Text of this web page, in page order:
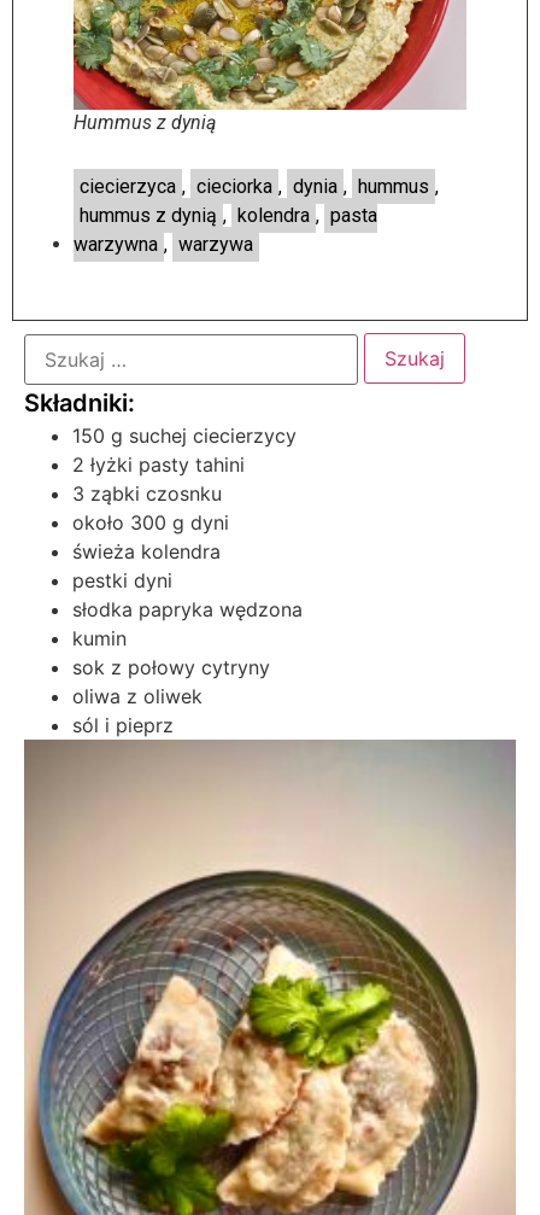
Hummus z dynią
ciecierzyca , cieciorka , dynia , hummus ,
hummus z dynią , kolendra , pasta
warzywna , warzywa
150 g suchej ciecierzycy
2 łyżki pasty tahini
3 ząbki czosnku
około 300 g dyni
świeża kolendra
pestki dyni
słodka papryka wędzona
kumin
sok z połowy cytryny
oliwa z oliwek
sól i pieprz